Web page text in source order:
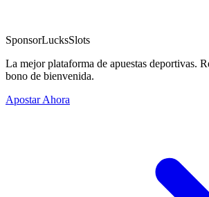
SponsorLucksSlots
La mejor plataforma de apuestas deportivas.
bono de bienvenida.
Apostar Ahora